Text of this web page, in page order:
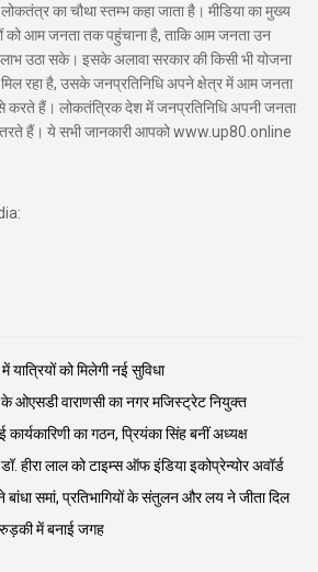
का चौथा स्तम्भ कहा जाता है। मीडिया का मुख्य
को आम जनता तक पहुंचाना है, ताकि आम जनता उन
उठा सके। इसके अलावा सरकार की किसी भी योजना
रहा है, उसके जनप्रतिनिधि अपने क्षेत्र में आम जनता
करते हैं। लोकतंत्रिक देश में जनप्रतिनिधि अपनी जनता
हैं। ये सभी जानकारी आपको www.up80.online
यात्रियों को मिलेगी नई सुविधा
के ओएसडी वाराणसी का नगर मजिस्ट्रेट नियुक्त
का गठन, प्रियंका सिंह बनीं अध्यक्ष
हीरा लाल को टाइम्स ऑफ इंडिया इकोप्रेन्योर अवॉर्ड
बांधा समां, प्रतिभागियों के संतुलन और लय ने जीता दिल
में बनाई जगह